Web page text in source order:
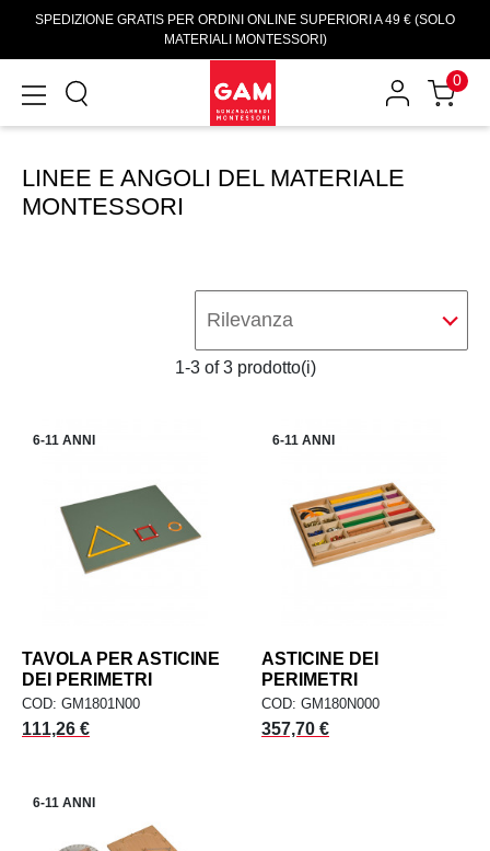
SPEDIZIONE GRATIS PER ORDINI ONLINE SUPERIORI A 49 € (SOLO
MATERIALI MONTESSORI)
0
LINEE E ANGOLI DEL MATERIALE
MONTESSORI
Rilevanza
1-3 of 3 prodotto(i)
6-11 ANNI
TAVOLA PER ASTICINE
DEI PERIMETRI
COD: GM1801N00
Prezzo
111,26 €
6-11 ANNI
ASTICINE DEI
PERIMETRI
COD: GM180N000
Prezzo
357,70 €
6-11 ANNI